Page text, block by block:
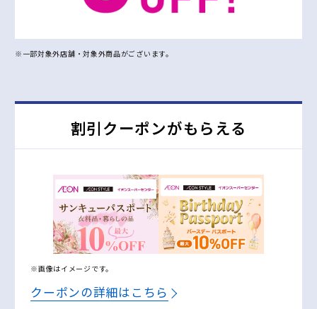
※一部対象外店舗・対象外商品がございます。
割引クーポンがもらえる
※画像はイメージです。
クーポンの詳細はこちら